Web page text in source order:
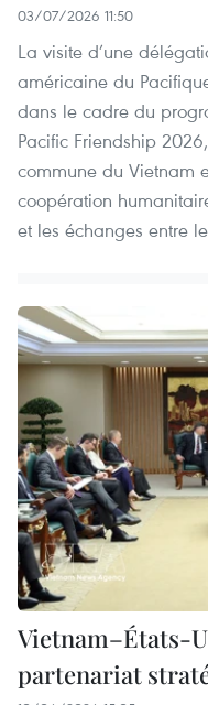
03/07/2026 11:50
La visite d’une
américaine du
dans le cadre du
Pacific Friendship
commune du Vietnam
coopération
et les échanges entre
Vietnam–États-
partenariat